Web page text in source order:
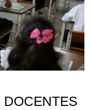
DOCENTES